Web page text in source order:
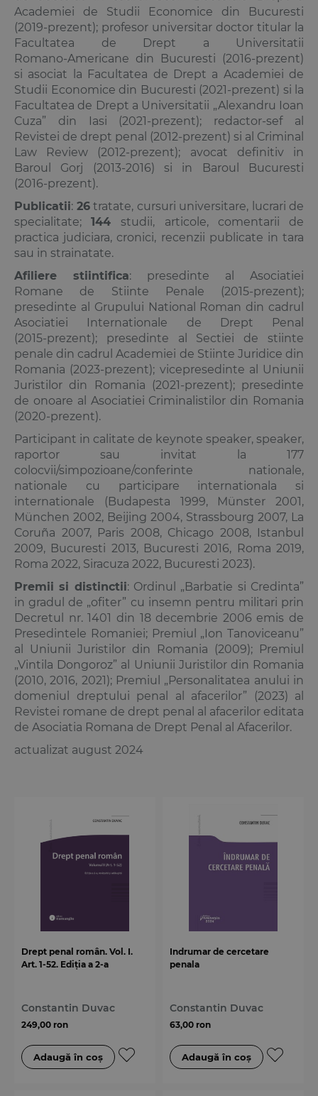
Academiei de Studii Economice din Bucuresti
(2019‑prezent); profesor universitar doctor titular la
Facultatea de Drept a Universitatii
Romano‑Americane din Bucuresti (2016‑prezent)
si asociat la Facultatea de Drept a Academiei de
Studii Economice din Bucuresti (2021‑prezent) si la
Facultatea de Drept a Universitatii „Alexandru Ioan
Cuza” din Iasi (2021‑prezent); redactor‑sef al
Revistei de drept penal (2012‑prezent) si al Criminal
Law Review (2012‑prezent); avocat definitiv in
Baroul Gorj (2013‑2016) si in Baroul Bucuresti
(2016‑prezent).
Publicatii: 26tratate, cursuri universitare, lucrari de
specialitate;144studii, articole, comentarii de
practica judiciara, cronici, recenzii publicate in tara
sau in strainatate.
Afiliere stiintifica: presedinte al Asociatiei
Romane de Stiinte Penale (2015‑pre­zent);
presedinte al Grupului National Roman din cadrul
Asociatiei Internationale de Drept Penal
(2015‑prezent); presedinte al Sectiei de stiinte
penale din cadrul Academiei de Stiinte Juridice din
Romania (2023‑prezent); vicepresedinte al Uniu­nii
Juristilor din Romania (2021‑prezent); presedinte
de onoare al Asociatiei Crimi­nalistilor din Romania
(2020‑prezent).
Participant in calitate de keynote speaker, speaker,
raportor sau invitat la 177
colocvii/simpozioane/conferinte nationale,
nationale cu participare internationala si
internationale (Budapesta 1999, Münster 2001,
München 2002, Beijing 2004, Strassbourg 2007, La
Coruña 2007, Paris 2008, Chicago 2008, Istanbul
2009, Bucu­resti 2013, Bucuresti 2016, Roma 2019,
Roma 2022, Siracuza 2022, Bucuresti 2023).
Premii si distinctii: Ordinul „Barbatie si Credinta”
in gradul de „ofiter” cu insemn pentru militari prin
Decretul nr. 1401 din 18 decembrie 2006 emis de
Presedintele Romaniei; Premiul „Ion Tanoviceanu”
al Uniunii Juristilor din Romania (2009); Premiul
„Vintila Dongoroz” al Uniunii Juristilor din Romania
(2010, 2016, 2021); Premiul „Personalitatea anului in
domeniul dreptului penal al afacerilor” (2023) al
Revistei romane de drept penal al afacerilor editata
de Asociatia Romana de Drept Penal al Afacerilor.
actualizat august 2024
Drept penal român. Vol. I.
Art. 1-52. Ediția a 2-a
Constantin Duvac
249,00 ron
Indrumar de cercetare
penala
Constantin Duvac
63,00 ron